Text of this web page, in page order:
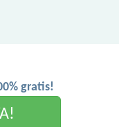
gratis!